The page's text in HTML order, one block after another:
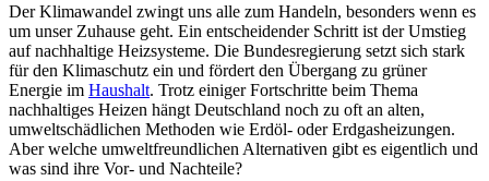
Der Klimawandel zwingt uns alle zum Handeln, besonders wenn es
um unser Zuhause geht. Ein entscheidender Schritt ist der Umstieg
auf nachhaltige Heizsysteme. Die Bundesregierung setzt sich stark
für den Klimaschutz ein und fördert den Übergang zu grüner
Energie im Haushalt. Trotz einiger Fortschritte beim Thema
nachhaltiges Heizen hängt Deutschland noch zu oft an alten,
umweltschädlichen Methoden wie Erdöl- oder Erdgasheizungen.
Aber welche umweltfreundlichen Alternativen gibt es eigentlich und
was sind ihre Vor- und Nachteile?